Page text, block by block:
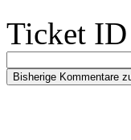
Ticket ID